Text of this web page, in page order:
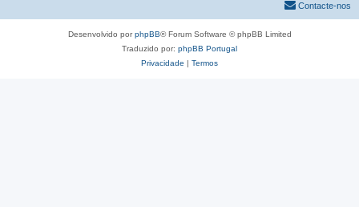
Contacte-nos
Desenvolvido porphpBB® Forum Software © phpBB Limited
Traduzido por: phpBB Portugal
Privacidade | Termos